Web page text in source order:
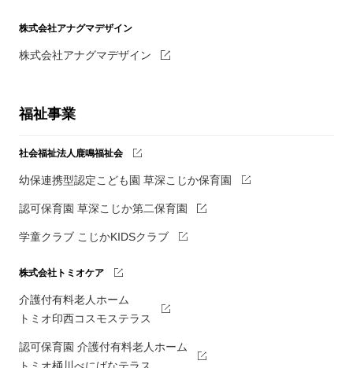
株式会社アナグマデザイン
株式会社アナグマデザイン
福祉事業
社会福祉法人鹿鳴福祉会
幼保連携型認定こども園 草深こじか保育園
認可保育園 草深こじか第二保育園
学童クラブ こじかKIDSクラブ
株式会社トミオケア
介護付有料老人ホーム
トミオ印西コスモステラス
認可保育園 介護付有料老人ホーム
トミオ桶川べにばなテラス